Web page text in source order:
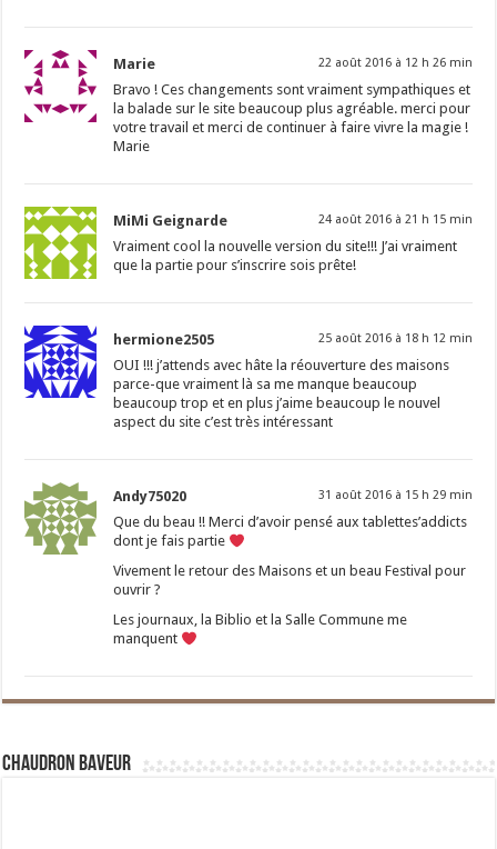
Marie 22 août 2016 à 12 h 26 min
Bravo ! Ces changements sont vraiment sympathiques et
la balade sur le site beaucoup plus agréable. merci pour
votre travail et merci de continuer à faire vivre la magie !
Marie
MiMi Geignarde 24 août 2016 à 21 h 15 min
Vraiment cool la nouvelle version du site!!! J’ai vraiment
que la partie pour s’inscrire sois prête!
hermione2505 25 août 2016 à 18 h 12 min
OUI !!! j’attends avec hâte la réouverture des maisons
parce-que vraiment là sa me manque beaucoup
beaucoup trop et en plus j’aime beaucoup le nouvel
aspect du site c’est très intéressant
Andy75020 31 août 2016 à 15 h 29 min
Que du beau !! Merci d’avoir pensé aux tablettes’addicts
dont je fais partie
Vivement le retour des Maisons et un beau Festival pour
ouvrir ?
Les journaux, la Biblio et la Salle Commune me
manquent
Chaudron Baveur